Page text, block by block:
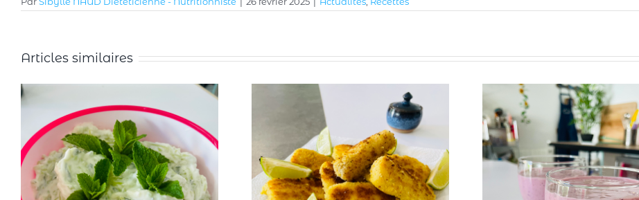
Articles similaires